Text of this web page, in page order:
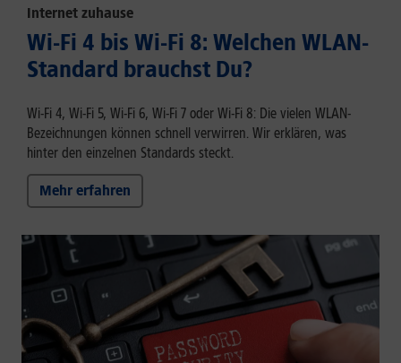
Internet zuhause
Wi-Fi 4 bis Wi-Fi 8: Welchen WLAN-
Standard brauchst Du?
Wi-Fi 4, Wi-Fi 5, Wi-Fi 6, Wi-Fi 7 oder Wi-Fi 8: Die vielen WLAN-
Bezeichnungen können schnell verwirren. Wir erklären, was
hinter den einzelnen Standards steckt.
Mehr erfahren